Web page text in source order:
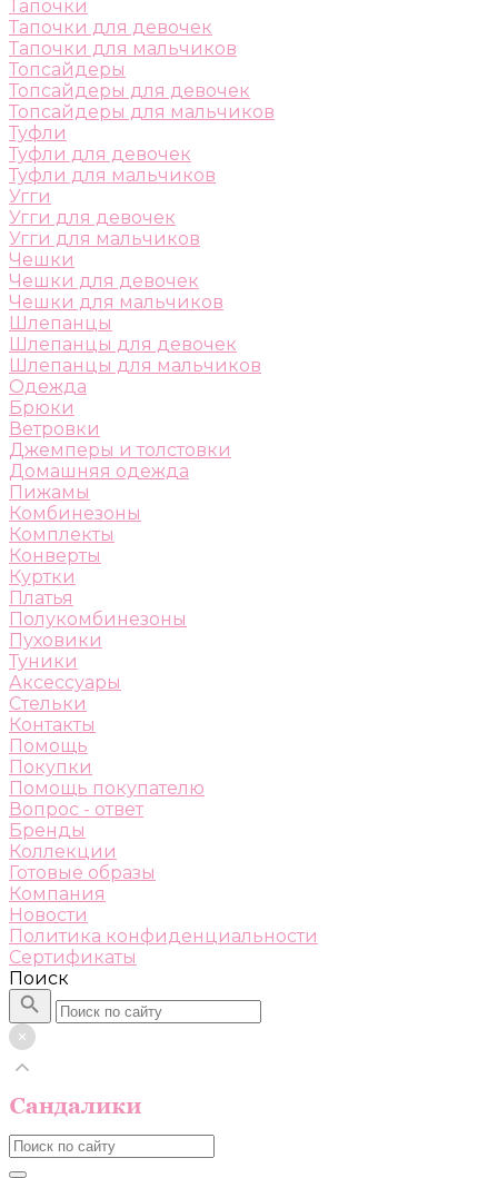
Тапочки
Тапочки для девочек
Тапочки для мальчиков
Топсайдеры
Топсайдеры для девочек
Топсайдеры для мальчиков
Туфли
Туфли для девочек
Туфли для мальчиков
Угги
Угги для девочек
Угги для мальчиков
Чешки
Чешки для девочек
Чешки для мальчиков
Шлепанцы
Шлепанцы для девочек
Шлепанцы для мальчиков
Одежда
Брюки
Ветровки
Джемперы и толстовки
Домашняя одежда
Пижамы
Комбинезоны
Комплекты
Конверты
Куртки
Платья
Полукомбинезоны
Пуховики
Туники
Аксессуары
Стельки
Контакты
Помощь
Покупки
Помощь покупателю
Вопрос - ответ
Бренды
Коллекции
Готовые образы
Компания
Новости
Политика конфиденциальности
Сертификаты
Поиск